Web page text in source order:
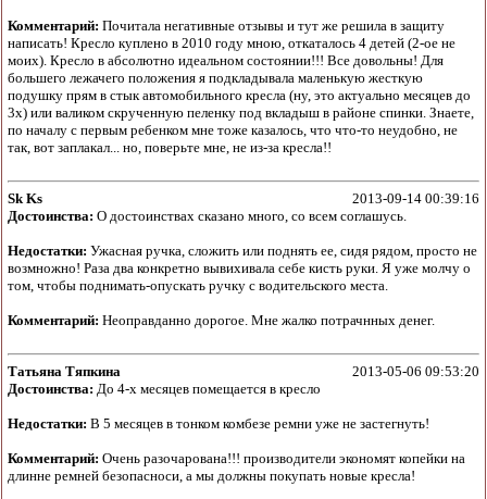
Комментарий: Почитала негативные отзывы и тут же решила в защиту
написать! Кресло куплено в 2010 году мною, откаталось 4 детей (2-ое не
моих). Кресло в абсолютно идеальном состоянии!!! Все довольны! Для
большего лежачего положения я подкладывала маленькую жесткую
подушку прям в стык автомобильного кресла (ну, это актуально месяцев до
3х) или валиком скрученную пеленку под вкладыш в районе спинки. Знаете,
по началу с первым ребенком мне тоже казалось, что что-то неудобно, не
так, вот заплакал... но, поверьте мне, не из-за кресла!!
Sk Ks
2013-09-14 00:39:16
Достоинства: О достоинствах сказано много, со всем соглашусь.
Недостатки: Ужасная ручка, сложить или поднять ее, сидя рядом, просто не
возмножно! Раза два конкретно вывихивала себе кисть руки. Я уже молчу о
том, чтобы поднимать-опускать ручку с водительского места.
Комментарий: Неоправданно дорогое. Мне жалко потрачнных денег.
Татьяна Тяпкина
2013-05-06 09:53:20
Достоинства: До 4-х месяцев помещается в кресло
Недостатки: В 5 месяцев в тонком комбезе ремни уже не застегнуть!
Комментарий: Очень разочарована!!! производители экономят копейки на
длинне ремней безопасноси, а мы должны покупать новые кресла!